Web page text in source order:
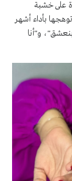
على خشبة
بأداء أشهر
و"أنا